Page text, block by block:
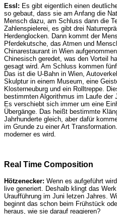
Essl: Es gibt eigentlich einen
so gebaut, dass sie am Anfang die
Mensch dazu, am Schluss dann die
Zahlenspielerei, es gibt drei
Herdenglocken. Dann kommt der
Pferdekutsche, das Atmen und
Chinarestaurant in Wien
Chinesisch geredet, was den Vorteil
gesagt wird. Am Schluss kommen
Das ist die U-Bahn in Wien,
Skulptur in einem Museum, eine
Klosterneuburg und ein Rolltreppe.
bestimmten Algorithmus im Laufe der
Es verschiebt sich immer um eine
Übergänge. Das heißt bestimmte
Jahrhunderte gleich, aber dafür
im Grunde zu einer Art
moderner es wird.
Real Time Composition
Hötzenecker: Wenn es aufgeführt
live generiert. Deshalb klingt das
Uraufführung im Juni letzen Jahres.
beginnt das schon beim Frühstück
heraus, wie sie darauf reagieren?